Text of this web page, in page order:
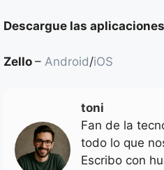
Descargue las
Zello – Android/iOS
toni
Fan de la
todo lo que
Escribo con